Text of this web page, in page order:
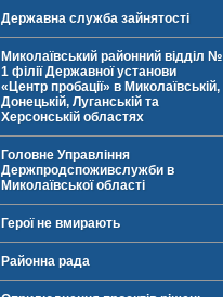
Державна служба зайнятості
Миколаївський районний відділ №
1 філії Державної установи
«Центр пробації» в Миколаївській,
Донецькій, Луганській та
Херсонській областях
Головне Управління
Держпродспоживслужби в
Миколаївської області
Герої не вмирають
Районна рада